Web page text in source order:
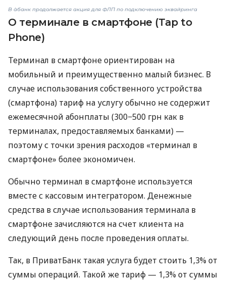
В àбанк продолжается акция для ФЛП по подключению эквайринга
О терминале в смартфоне (Tap to
Phone)
Терминал в смартфоне ориентирован на
мобильный и преимущественно малый бизнес. В
случае использования собственного устройства
(смартфона) тариф на услугу обычно не содержит
ежемесячной абонплаты (300−500 грн как в
терминалах, предоставляемых банками) —
поэтому с точки зрения расходов «терминал в
смартфоне» более экономичен.
Обычно терминал в смартфоне используется
вместе с кассовым интегратором. Денежные
средства в случае использования терминала в
смартфоне зачисляются на счет клиента на
следующий день после проведения оплаты.
Так, в ПриватБанк такая услуга будет стоить 1,3% от
суммы операций. Такой же тариф — 1,3% от суммы